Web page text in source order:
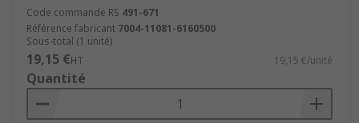
Code commande RS 491-671
Référence fabricant 7004-11081-6160500
Sous-total (1 unité)
19,15 €HT 19,15 €/unité
Quantité